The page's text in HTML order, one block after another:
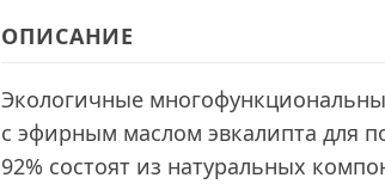
ОПИСАНИЕ
Экологичные
с эфирным маслом эвкалипта для
92% состоят из натуральных